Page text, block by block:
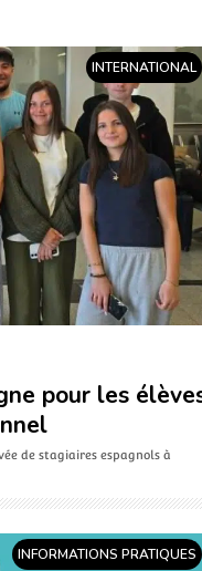
INTERNATIONAL
pour les
de stagiaires espagnols à
INFORMATIONS PRATIQUES